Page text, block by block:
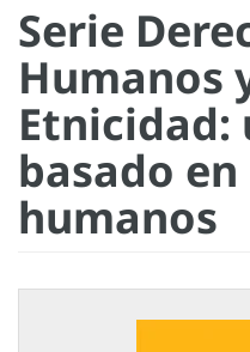
Serie
Humanos
Etnicidad:
basado
humanos